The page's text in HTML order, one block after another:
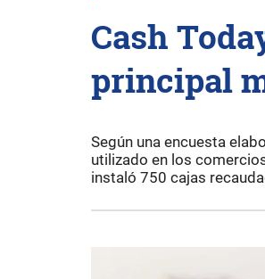
Cash
principal
Según una encuesta
utilizado en los
instaló 750 cajas